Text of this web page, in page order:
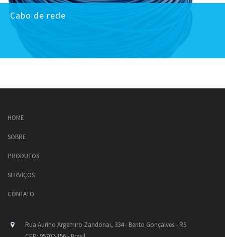
Cabo de rede
HOME
SOBRE
PRODUTOS
SERVIÇOS
CONTATO
Rua Aurino Argemiro Zandonai, 334 - Bento Gonçalves - RS